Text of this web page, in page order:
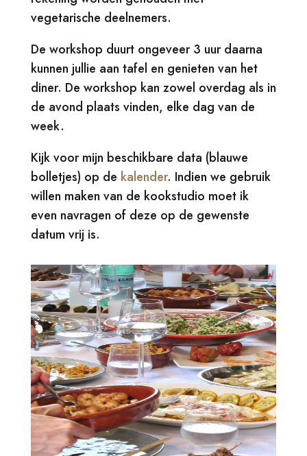
vegetarische deelnemers.
De workshop duurt ongeveer 3 uur daarna
kunnen jullie aan tafel en genieten van het
diner. De workshop kan zowel overdag als in
de avond plaats vinden, elke dag van de
week.
Kijk voor mijn beschikbare data (blauwe
bolletjes) op de kalender. Indien we gebruik
willen maken van de kookstudio moet ik
even navragen of deze op de gewenste
datum vrij is.